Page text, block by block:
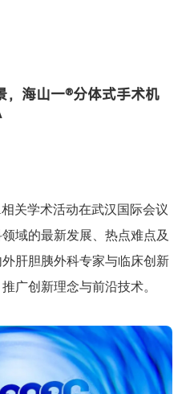
，海山一®分体式手术机
关学术活动在武汉国际会议
域的最新发展、热点难点及
肝胆胰外科专家与临床创新
广创新理念与前沿技术。